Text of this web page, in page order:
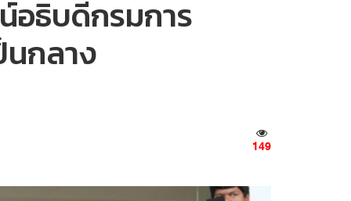
อธิบดีกรมการ
นกลาง
149